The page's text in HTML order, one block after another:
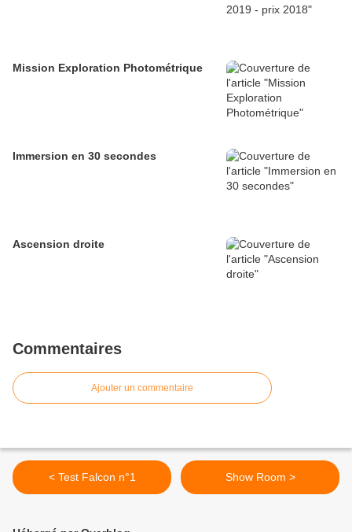
Mission Exploration Photométrique
Immersion en 30 secondes
Ascension droite
Commentaires
Ajouter un commentaire
< Test Falcon n°1 Show Room >